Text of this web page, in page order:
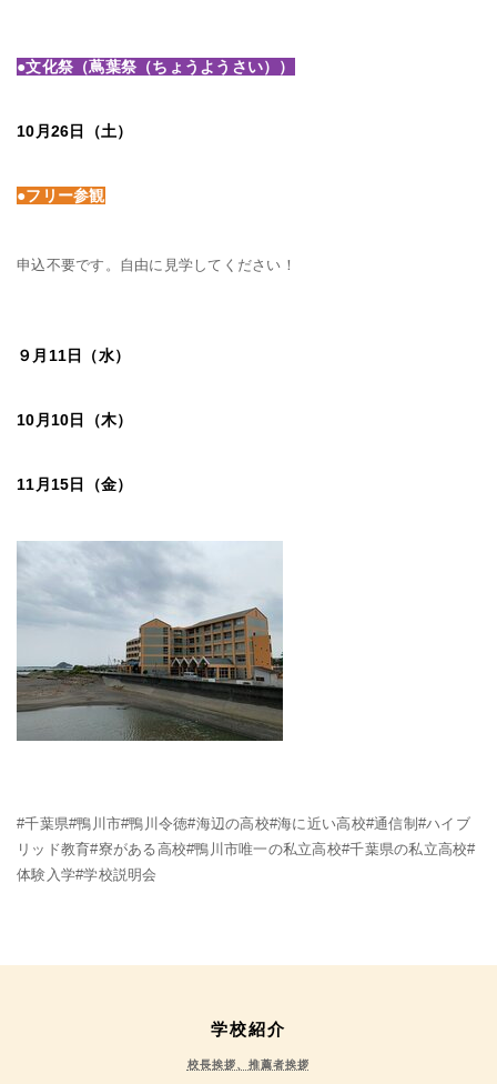
●文化祭（蔦葉祭（ちょうようさい））
10月26日（土）
●フリー参観
申込不要です。自由に見学してください！
９月11日（水）
10月10日（木）
11月15日（金）
#千葉県#鴨川市#鴨川令徳#海辺の高校#海に近い高校#通信制#ハイブ
リッド教育#寮がある高校#鴨川市唯一の私立高校#千葉県の私立高校#
体験入学#学校説明会
学校紹介
校長挨拶、推薦者挨拶